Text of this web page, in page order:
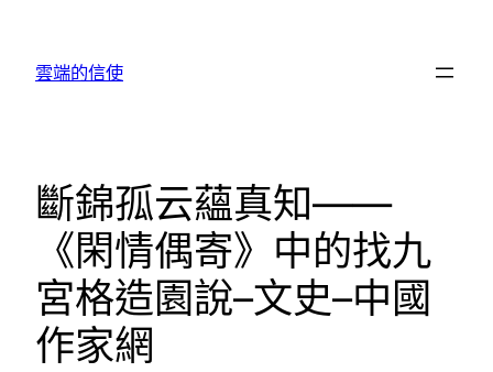
雲端的信使
斷錦孤云蘊真知——
《閑情偶寄》中的找九
宮格造園說–文史–中國
作家網